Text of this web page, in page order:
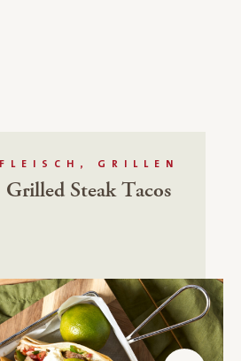
FLEISCH, GRILLEN
Grilled Steak Tacos